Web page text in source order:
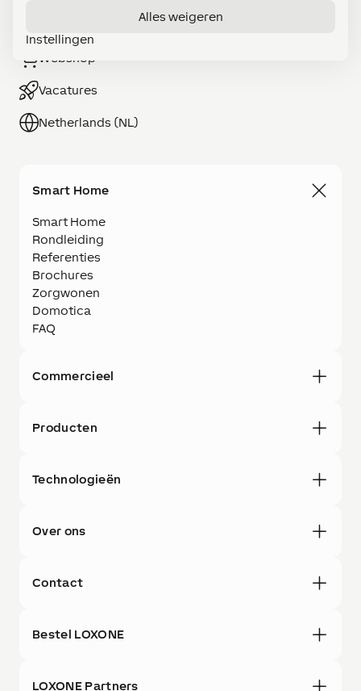
Alles weigeren
Instellingen
Word LOXONE Partner
Webshop
Vacatures
Netherlands (NL)
Smart Home
Smart Home
Rondleiding
Referenties
Brochures
Zorgwonen
Domotica
FAQ
Commercieel
Producten
Technologieën
Over ons
Contact
Bestel LOXONE
LOXONE Partners